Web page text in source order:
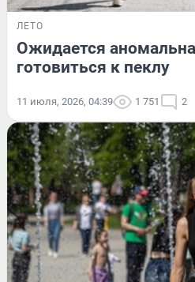
ЛЕТО
Ожидается
готовиться к пеклу
11 июля, 2026, 04:39 1 751 2